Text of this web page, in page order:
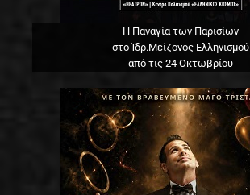
Η Παναγία των Παρισίων
στο Ίδρ.Μείζονος Ελληνισμού
από τις 24 Οκτωβρίου